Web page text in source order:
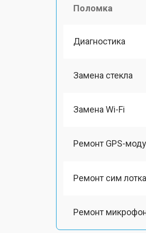
Поломка
Диагностика
Замена стекла
Замена Wi-Fi
Ремонт GPS-
Ремонт сим лотка
Ремонт